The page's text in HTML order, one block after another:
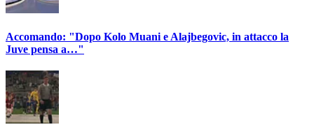
Accomando: "Dopo Kolo Muani e Alajbegovic, in attacco la
Juve pensa a…"